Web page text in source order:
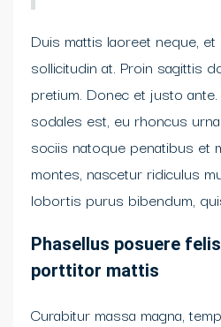
Duis mattis laoreet neque,
sollicitudin at. Proin sagittis
pretium. Donec et justo
sodales est, eu rhoncus
sociis natoque penatibus et
montes, nascetur ridiculus
lobortis purus bibendum,
Phasellus posuere
porttitor mattis
Curabitur massa magna,